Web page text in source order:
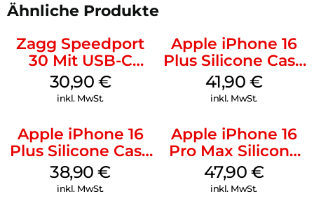
Ähnliche Produkte
Zagg Speedport
30 Mit USB-C
Kabel Weiß
30,90 €
inkl. MwSt.
Apple iPhone 16
Plus Silicone Case
MagSafe Stone
Gray
41,90 €
inkl. MwSt.
Apple iPhone 16
Plus Silicone Case
MagSafe Denim
38,90€
inkl. MwSt.
Apple iPhone 16
Pro Max Silicone
Case MagSafe
Black
47,90 €
inkl. MwSt.